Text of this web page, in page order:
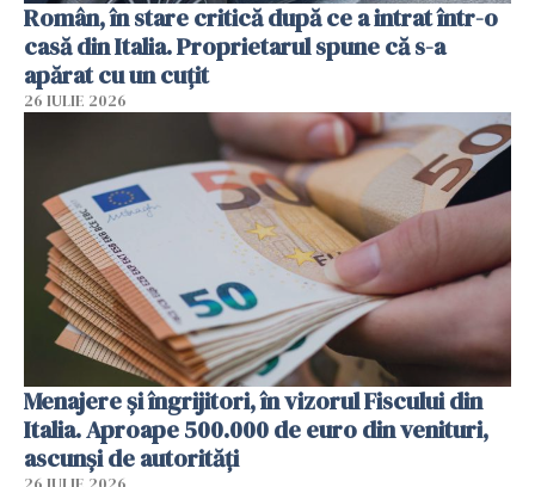
Român, în stare critică după ce a intrat într-o
casă din Italia. Proprietarul spune că s-a
apărat cu un cuțit
26 IULIE 2026
Menajere și îngrijitori, în vizorul Fiscului din
Italia. Aproape 500.000 de euro din venituri,
ascunși de autorități